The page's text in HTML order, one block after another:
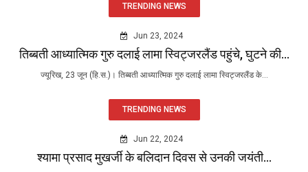
TRENDING NEWS
Jun 23, 2024
तिब्बती आध्यात्मिक गुरु दलाई लामा स्विट्जरलैंड पहुंचे, घुटने की...
ज्यूरिख, 23 जून (हि.स.)। तिब्बती आध्यात्मिक गुरु दलाई लामा स्विट्जरलैंड के...
TRENDING NEWS
Jun 22, 2024
श्यामा प्रसाद मुखर्जी के बलिदान दिवस से उनकी जयंती...